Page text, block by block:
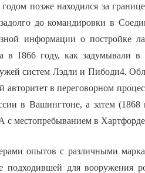
позже находился за
до командировки в
информации о постройке
1866 году, как задумывали в
систем Лэдли и Пибоди4.
в переговорном
в Вашингтоне, а затем (1868
местопребыванием в
опытов с различными
подходившей для вооружения